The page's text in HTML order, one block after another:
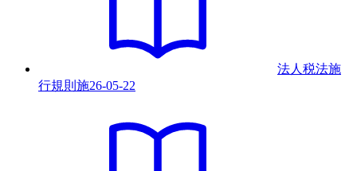
法人税法施
行規則 施26-05-22